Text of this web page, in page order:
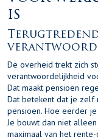
is
De overheid trekt zich
verantwoordelijkheid
Dat maakt pensioen
Dat betekent dat je
pensioen. Hoe eerder
Je bouwt dan niet
maximaal van het